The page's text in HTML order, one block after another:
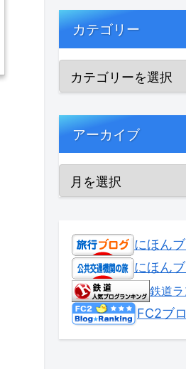
カテゴリー
アーカイブ
にほん
にほん
鉄道
FC2ブ